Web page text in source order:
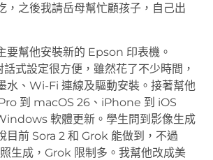
，之後我請岳母幫忙顧孩子，自己出
要幫他安裝新的 Epson 印表機。
式設定很方便，雖然花了不少時間，
水、Wi-Fi 連線及驅動安裝。接著幫他
到 macOS 26、iPhone 到 iOS
軟體更新。學生問到影像生成
目前 Sora 2 和 Grok 能做到，不過
生成，Grok 限制多。我幫他改成美